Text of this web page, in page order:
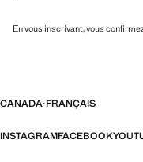
En vous inscrivant, vous
CANADA·FRANÇAIS
INSTAGRAMFACEBOOK